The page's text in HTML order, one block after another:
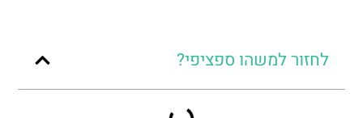
לחזור למשהו ספציפי?